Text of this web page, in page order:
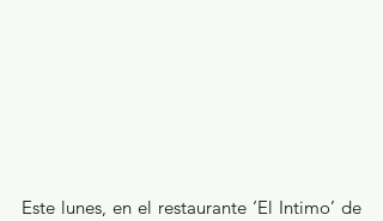
Este lunes, en el restaurante ‘El Intimo’ de